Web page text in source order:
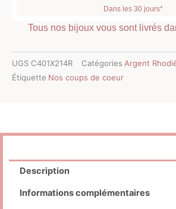
Dans les 30 jours*
Tous nos bijoux vous sont livrés
UGS C401X214R Catégories Argent
Étiquette Nos coups de coeur
Description
Informations complémentaires